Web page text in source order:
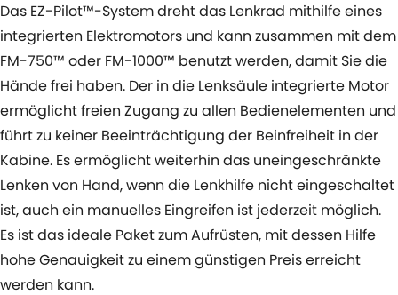
Das EZ-Pilot™-System dreht das Lenkrad mithilfe eines
integrierten Elektromotors und kann zusammen mit dem
FM-750™ oder FM-1000™ benutzt werden, damit Sie die
Hände frei haben. Der in die Lenksäule integrierte Motor
ermöglicht freien Zugang zu allen Bedienelementen und
führt zu keiner Beeinträchtigung der Beinfreiheit in der
Kabine. Es ermöglicht weiterhin das uneingeschränkte
Lenken von Hand, wenn die Lenkhilfe nicht eingeschaltet
ist, auch ein manuelles Eingreifen ist jederzeit möglich.
Es ist das ideale Paket zum Aufrüsten, mit dessen Hilfe
hohe Genauigkeit zu einem günstigen Preis erreicht
werden kann.